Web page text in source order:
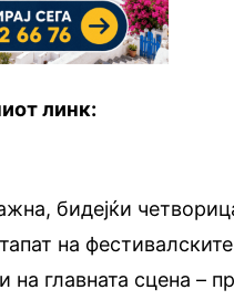
линк:
бидејќи
на фестивалските
на главната сцена –